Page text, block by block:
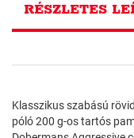
RÉSZLETES
Klasszikus szabású
póló 200 g-os tartós